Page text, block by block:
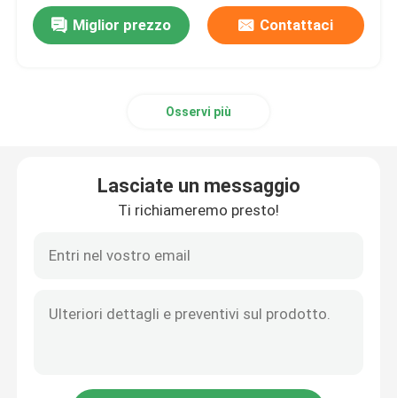
Miglior prezzo Contattaci
Osservi più
Lasciate un messaggio
Ti richiameremo presto!